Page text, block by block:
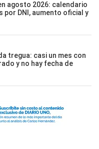
agosto 2026: calendario
por DNI, aumento oficial y
tregua: casi un mes con
y no hay fecha de